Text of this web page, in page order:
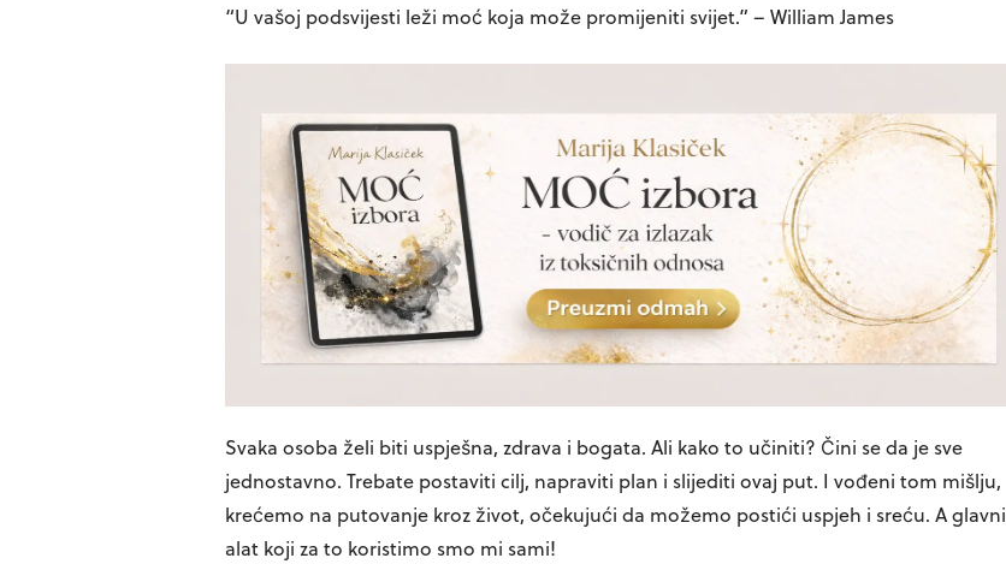
“U vašoj podsvijesti leži moć koja može promijeniti svijet.” – William James
Svaka osoba želi biti uspješna, zdrava i bogata. Ali kako to učiniti? Čini se da je sve
jednostavno. Trebate postaviti cilj, napraviti plan i slijediti ovaj put. I vođeni tom mišlju,
krećemo na putovanje kroz život, očekujući da možemo postići uspjeh i sreću. A glavni
alat koji za to koristimo smo mi sami!